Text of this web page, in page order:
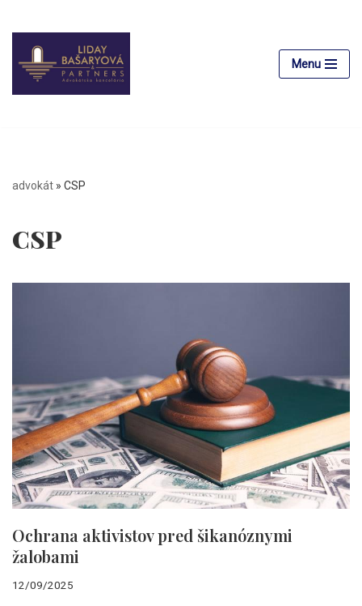
Preskočiť
na
obsah
Menu
advokát » CSP
CSP
Ochrana aktivistov pred šikanóznymi
žalobami
12/09/2025